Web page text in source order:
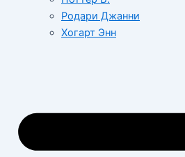
Родари Джанни
Хогарт Энн